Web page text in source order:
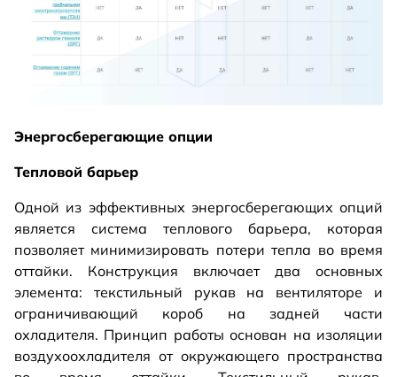
Энергосберегающие опции
Тепловой барьер
Одной из эффективных энергосберегающих опций
является система теплового барьера, которая
позволяет минимизировать потери тепла во время
оттайки. Конструкция включает два основных
элемента: текстильный рукав на вентиляторе и
ограничивающий короб на задней части
охладителя. Принцип работы основан на изоляции
воздухоохладителя от окружающего пространства